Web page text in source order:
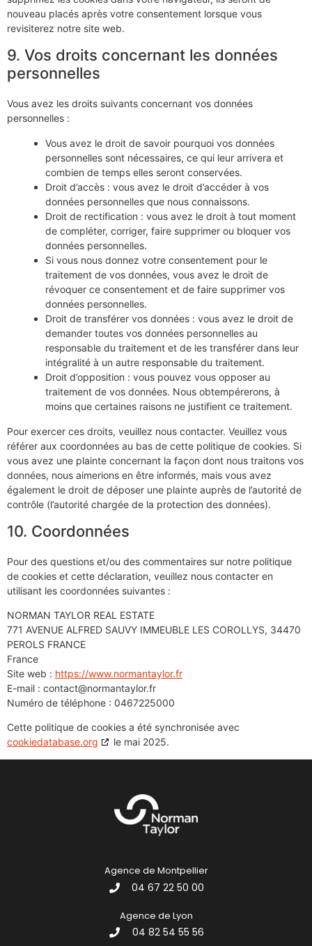
nouveau placés après votre consentement lorsque vous
revisiterez notre site web.
9. Vos droits concernant les données
personnelles
Vous avez les droits suivants concernant vos données
personnelles :
Vous avez le droit de savoir pourquoi vos données
personnelles sont nécessaires, ce qui leur arrivera et
combien de temps elles seront conservées.
Droit d’accès : vous avez le droit d’accéder à vos
données personnelles que nous connaissons.
Droit de rectification : vous avez le droit à tout moment
de compléter, corriger, faire supprimer ou bloquer vos
données personnelles.
Si vous nous donnez votre consentement pour le
traitement de vos données, vous avez le droit de
révoquer ce consentement et de faire supprimer vos
données personnelles.
Droit de transférer vos données : vous avez le droit de
demander toutes vos données personnelles au
responsable du traitement et de les transférer dans leur
intégralité à un autre responsable du traitement.
Droit d’opposition : vous pouvez vous opposer au
traitement de vos données. Nous obtempérerons, à
moins que certaines raisons ne justifient ce traitement.
Pour exercer ces droits, veuillez nous contacter. Veuillez vous
référer aux coordonnées au bas de cette politique de cookies. Si
vous avez une plainte concernant la façon dont nous traitons vos
données, nous aimerions en être informés, mais vous avez
également le droit de déposer une plainte auprès de l’autorité de
contrôle (l’autorité chargée de la protection des données).
10. Coordonnées
Pour des questions et/ou des commentaires sur notre politique
de cookies et cette déclaration, veuillez nous contacter en
utilisant les coordonnées suivantes :
NORMAN TAYLOR REAL ESTATE
771 AVENUE ALFRED SAUVY IMMEUBLE LES COROLLYS, 34470
PEROLS FRANCE
France
Site web : https://www.normantaylor.fr
E-mail : contact@normantaylor.fr
Numéro de téléphone : 0467225000
Cette politique de cookies a été synchronisée avec
cookiedatabase.org
le mai 2025.
Agence de Montpellier
04 67 22 50 00
Agence de Lyon
04 82 54 55 56